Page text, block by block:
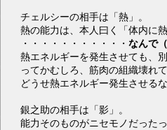
チェルシーの相手は「熱」。
熱の能力は、本人曰く「体内に
・・・・・・・・・・・なんで
熱エネルギーを発生させても、
ってかむしろ、筋肉の組織壊れ
どうせ熱エネルギー発生させる
銀之助の相手は「影」。
能力そのものがニセモノだった